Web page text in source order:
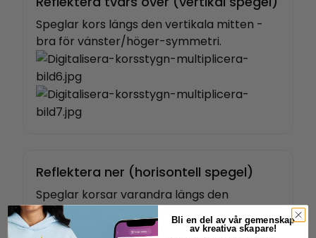
Speglar kors längs den vertikala mitten -
bra för vänster/höger-symmetri.
Reflektera ner (horisontell spegel)
Speglar korsar varandra längs den
horisontella symmetrin mellan mitten och
toppen/botten.
Bli en del av vår gemenskap
av kreativa skapare!